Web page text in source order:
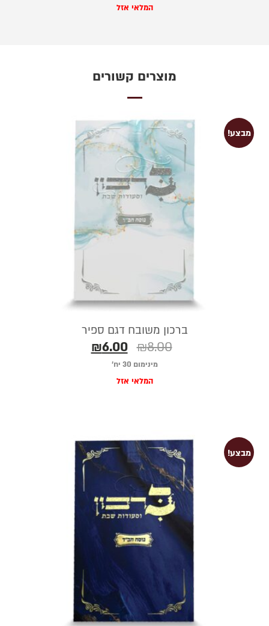
המלאי אזל
מוצרים קשורים
מבצע!
ברכון משובח דגם ספיר
₪8.00
₪6.00
מינימום 30 יח׳
המלאי אזל
מבצע!